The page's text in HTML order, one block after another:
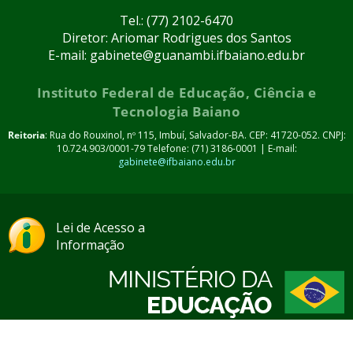
Tel.: (77) 2102-6470
Diretor: Ariomar Rodrigues dos Santos
E-mail: gabinete@guanambi.ifbaiano.edu.br
Instituto Federal de Educação, Ciência e
Tecnologia Baiano
Reitoria: Rua do Rouxinol, nº 115, Imbuí, Salvador-BA. CEP: 41720-052. CNPJ:
10.724.903/0001-79 Telefone: (71) 3186-0001 | E-mail:
gabinete@ifbaiano.edu.br
Lei de Acesso a
Informação